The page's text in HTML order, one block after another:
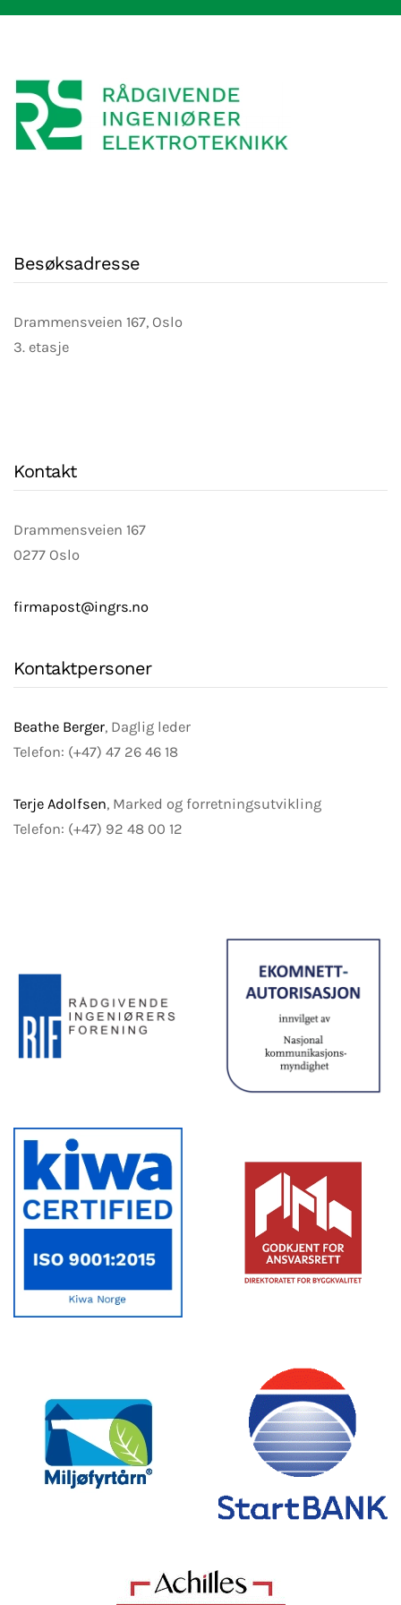
Besøksadresse
Drammensveien 167, Oslo
3. etasje
Kontakt
Drammensveien 167
0277 Oslo
firmapost@ingrs.no
Kontaktpersoner
Beathe Berger, Daglig leder
Telefon: (+47) 47 26 46 18
Terje Adolfsen, Marked og forretningsutvikling
Telefon: (+47) 92 48 00 12